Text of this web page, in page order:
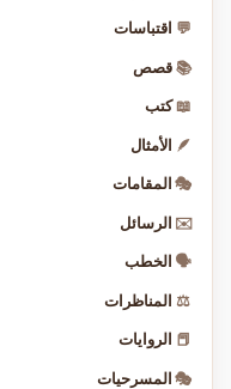
💬 اقتباسات
📚 قصص
📖 كتب
🪶 الأمثال
🎭 المقامات
✉️ الرسائل
🗣️ الخطب
⚖️ المناظرات
📕 الروايات
🎭 المسرحيات